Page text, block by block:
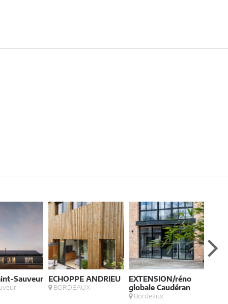
Sauveur ECHOPPE ANDRIEU
BORDEAUX
EXTENSION/réno
globale Caudéran
Bordeaux